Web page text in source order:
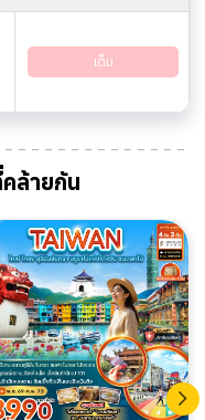
เต็ม
ล้ายกัน